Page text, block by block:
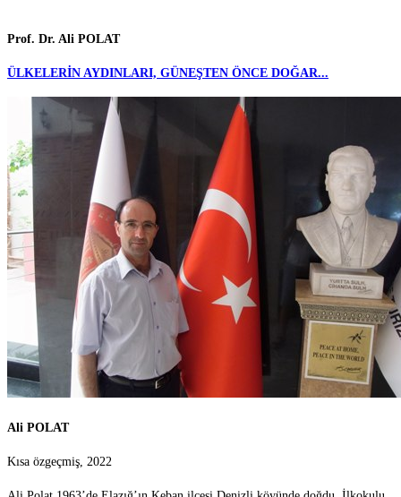
Prof. Dr. Ali POLAT
ÜLKELERİN AYDINLARI, GÜNEŞTEN ÖNCE DOĞAR...
Ali POLAT
Kısa özgeçmiş, 2022